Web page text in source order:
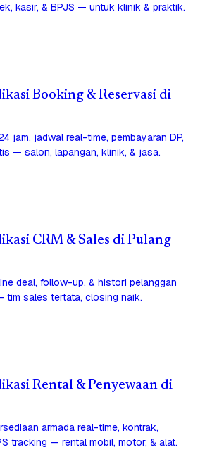
kasir, & BPJS — untuk klinik & praktik.
Booking & Reservasi di
jam, jadwal real-time, pembayaran DP,
— salon, lapangan, klinik, & jasa.
CRM & Sales di Pulang
deal, follow-up, & histori pelanggan
tim sales tertata, closing naik.
Rental & Penyewaan di
armada real-time, kontrak,
tracking — rental mobil, motor, & alat.